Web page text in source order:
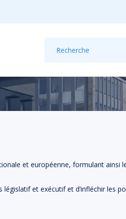
et européenne, formulant ainsi
et exécutif et d’infléchir les